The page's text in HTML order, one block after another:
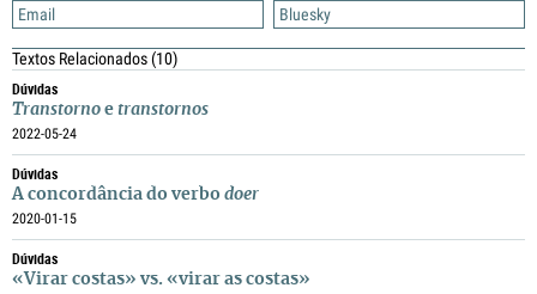
Email
Bluesky
Textos Relacionados(10)
Dúvidas
Transtorno e transtornos
2022-05-24
Dúvidas
A concordância do verbo doer
2020-01-15
Dúvidas
«Virar costas» vs. «virar as costas»